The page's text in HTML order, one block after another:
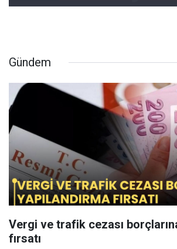
Gündem
Vergi ve trafik cezası
fırsatı